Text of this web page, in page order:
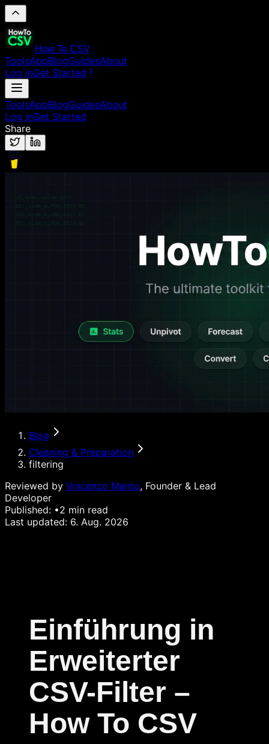
How To CSV
ToolsAppBlogGuidesAbout
Log inGet Started
ToolsAppBlogGuidesAbout
Log inGet Started
Share
Blog
Cleaning & Preparation
filtering
Reviewed by Vincenzo Manto, Founder & Lead
Developer
Published: •2 min read
Last updated: 6. Aug. 2026
Einführung in
Erweiterter
CSV-Filter –
How To CSV